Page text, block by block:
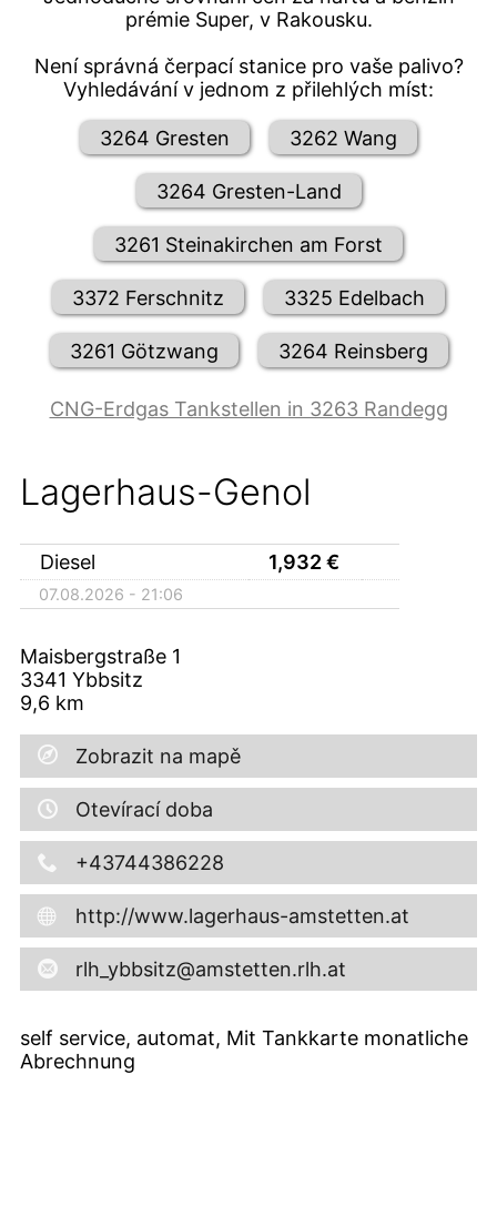
prémie Super, v Rakousku.
Není správná čerpací stanice pro vaše palivo?
Vyhledávání v jednom z přilehlých míst:
3264 Gresten 3262 Wang
3264 Gresten-Land
3261 Steinakirchen am Forst
3372 Ferschnitz 3325 Edelbach
3261 Götzwang 3264 Reinsberg
CNG-Erdgas Tankstellen in 3263 Randegg
Lagerhaus-Genol
Diesel 1,932€
07.08.2026 - 21:06
Maisbergstraße 1
3341 Ybbsitz
9,6 km
Zobrazit na mapě
Otevírací doba
+43744386228
http://www.lagerhaus-amstetten.at
rlh_ybbsitz@amstetten.rlh.at
self service, automat, Mit Tankkarte monatliche
Abrechnung